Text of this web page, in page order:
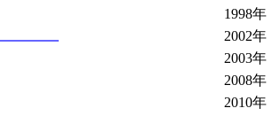
1998年
2002年
2003年
2008年
2010年